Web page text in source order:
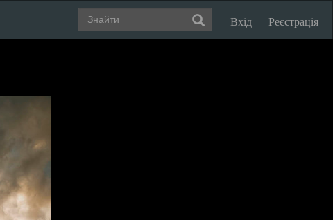
Вхід Реєстрація